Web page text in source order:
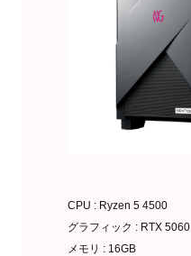
CPU : Ryzen 5 4500
グラフィック : RTX 5060
メモリ : 16GB